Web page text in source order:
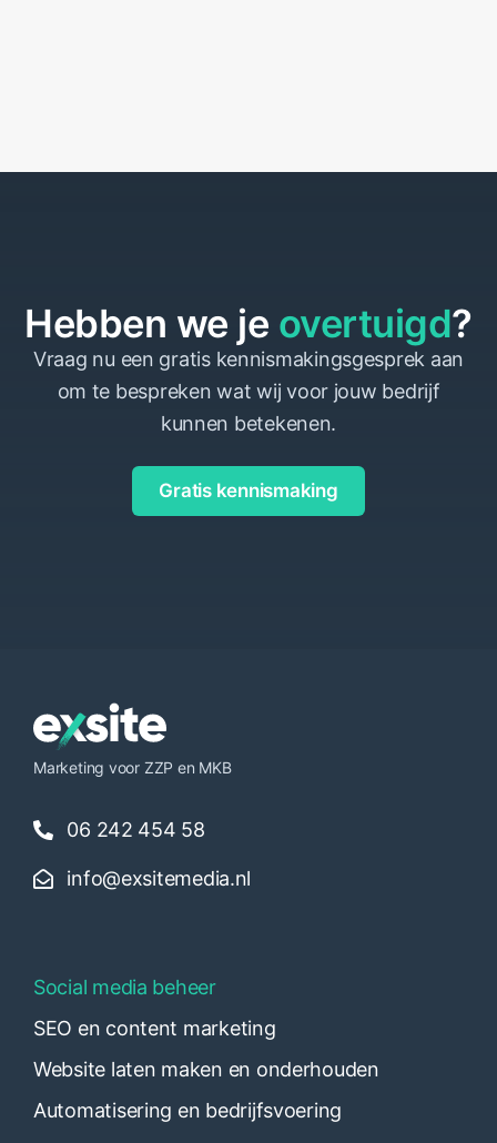
Hebben we je overtuigd?
Vraag nu een gratis kennismakingsgesprek aan
om te bespreken wat wij voor jouw bedrijf
kunnen betekenen.
Gratis kennismaking
Marketing voor ZZP en MKB
06 242 454 58
info@exsitemedia.nl
Social media beheer
SEO en content marketing
Website laten maken en onderhouden
Automatisering en bedrijfsvoering